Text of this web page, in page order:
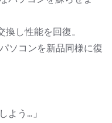
換し性能を回復。
ソコンを新品同様に復
よう…」